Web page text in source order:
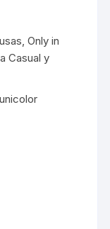
,Only in
Casual y